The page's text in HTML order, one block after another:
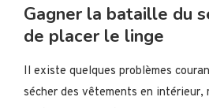
Gagner la bataille du
de placer le linge
Il existe quelques problèmes
sécher des vêtements en intérieur,